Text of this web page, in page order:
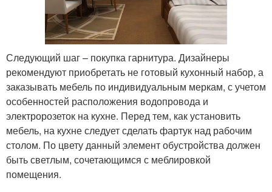
Следующий шаг – покупка гарнитура. Дизайнеры
рекомендуют приобретать не готовый кухонный набор, а
заказывать мебель по индивидуальным меркам, с учетом
особенностей расположения водопровода и
электророзеток на кухне. Перед тем, как установить
мебель, на кухне следует сделать фартук над рабочим
столом. По цвету данный элемент обустройства должен
быть светлым, сочетающимся с меблировкой
помещения.